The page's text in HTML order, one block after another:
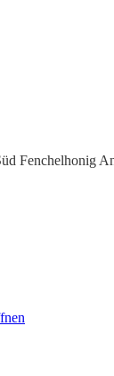
Fenchelhonig